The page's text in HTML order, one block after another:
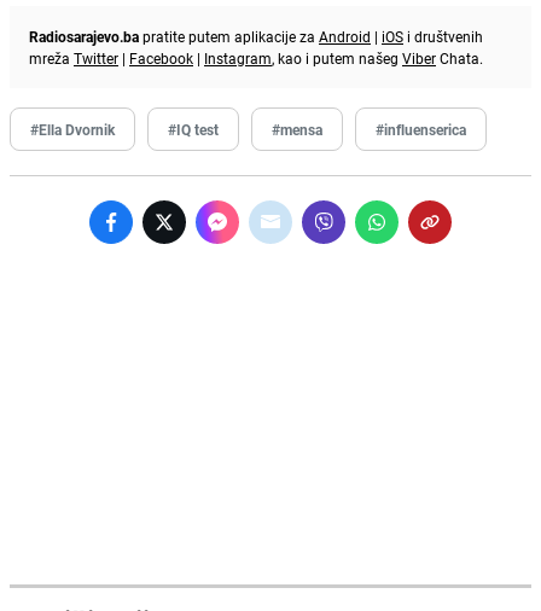
Radiosarajevo.bapratite putem aplikacije za Android | iOS i društvenih
mreža Twitter | Facebook | Instagram, kao i putem našeg ViberChata.
#Ella Dvornik #IQ test #mensa #influenserica